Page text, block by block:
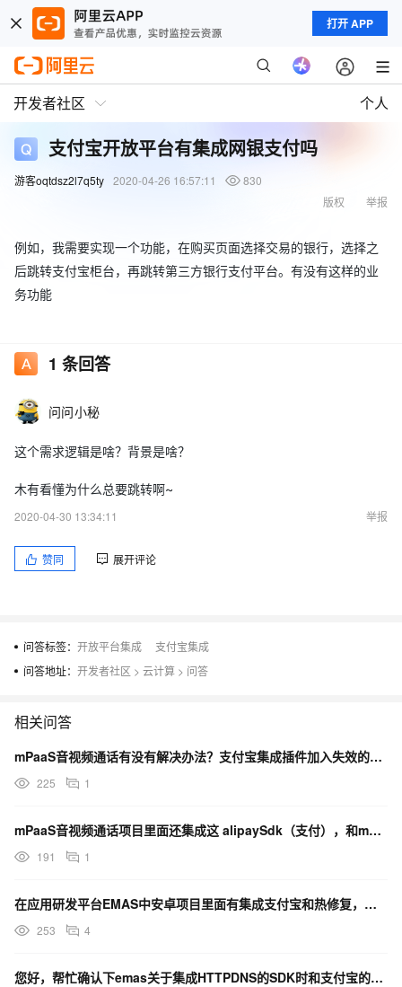
打开 APP
开发者社区 个人
支付宝开放平台有集成网银支付吗
游客oqtdsz2l7q5ty 2020-04-26 16:57:11
830
举报
版权
例如，我需要实现一个功能，在购买页面选择交易的银行，选择之
后跳转支付宝柜台，再跳转第三方银行支付平台。有没有这样的业
务功能
1 条回答
问问小秘
这个需求逻辑是啥？背景是啥？
木有看懂为什么总要跳转啊~
2020-04-30 13:34:11
举报
赞同 展开评论
问答标签： 开放平台集成
支付宝集成
问答地址： 开发者社区 > 云计算 > 问答
相关问答
mPaaS音视频通话有没有解决办法？支付宝集成插件加入失效的房间是重新创建了一个房间还没办法获取房间
225 1
mPaaS音视频通话项目里面还集成这 alipaySdk（支付），和mpaas有冲突错误这怎么解决？
191 1
在应用研发平台EMAS中安卓项目里面有集成支付宝和热修复，但是有类重复冲突了怎么exclude排除？
253 4
您好，帮忙确认下emas关于集成HTTPDNS的SDK时和支付宝的UTDID包发生冲突的文档里提到的